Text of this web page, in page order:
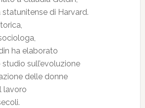
di Harvard.
ha elaborato
sull’evoluzione
delle donne
lavoro